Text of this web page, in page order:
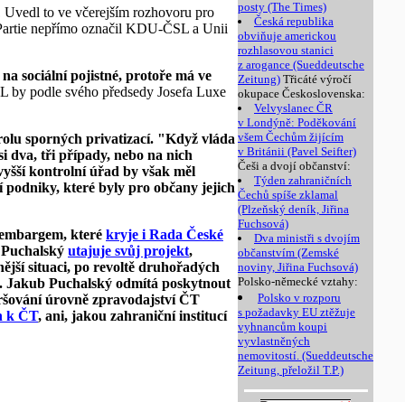
posty (The Times)
Česká republika
obviňuje americkou
rozhlasovou stanici
z arogance (Sueddeutsche
Zeitung) Třicáté výročí
okupace Československa:
Velvyslanec ČR
v Londýně: Poděkování
všem Čechům žijícím
v Británii (Pavel Seifter)
Češi a dvojí občanství:
Týden zahraničních
Čechů spíše zklamal
(Plzeňský deník, Jiřina
Fuchsová)
Dva ministři s dvojím
občanstvím (Zemské
noviny, Jiřina Fuchsová)
Polsko-německé vztahy:
Polsko v rozporu
s požadavky EU ztěžuje
vyhnancům koupi
vyvlastněných
nemovitostí. (Sueddeutsche
Zeitung, přeložil T.P.)
Uvedl to ve včerejším rozhovoru pro
nepřímo označil KDU-ČSL a Unii
sociální pojistné, protoře má ve
podle svého předsedy Josefa Luxe
sporných privatizací. "Když vláda
dva, tři případy, nebo na nich
kontrolní úřad by však měl
podniky, které byly pro občany jejich
které kryje i Rada České
utajuje svůj projekt,
situaci, po revoltě druhořadých
Puchalský odmítá poskytnout
úrovně zpravodajství ČT
k ČT, ani, jakou zahraniční institucí